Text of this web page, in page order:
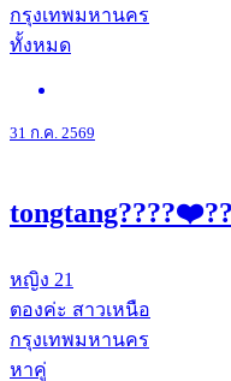
กรุงเทพมหานคร
ทั้งหมด
31 ก.ค. 2569
หญิง 21
ตองค่ะ สาวเหนือ
กรุงเทพมหานคร
หาคู่